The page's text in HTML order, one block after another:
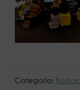
Categoría: